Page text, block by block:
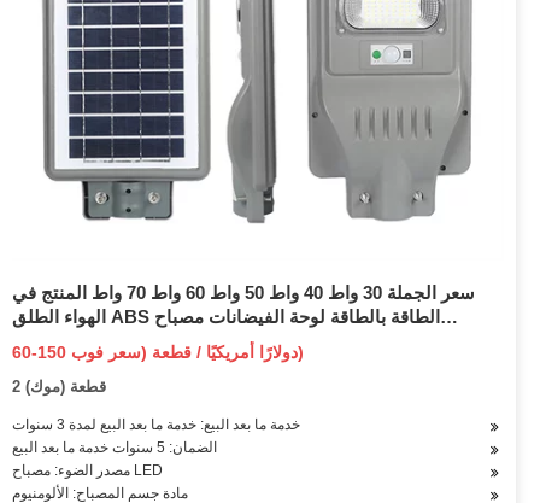
سعر الجملة 30 واط 40 واط 50 واط 60 واط 70 واط المنتج في
الهواء الطلق ABS الطاقة بالطاقة لوحة الفيضانات مصباح
استشعار الحركة الطريق في الهواء الطلق حديقة الجدار LED الكل
في واحد ضوء الشارع الشمسية
60-150 دولارًا أمريكيًا / قطعة (سعر فوب)
2 قطعة (موك)
خدمة ما بعد البيع: خدمة ما بعد البيع لمدة 3 سنوات
الضمان: 5 سنوات خدمة ما بعد البيع
مصدر الضوء: مصباح LED
مادة جسم المصباح: الألومنيوم